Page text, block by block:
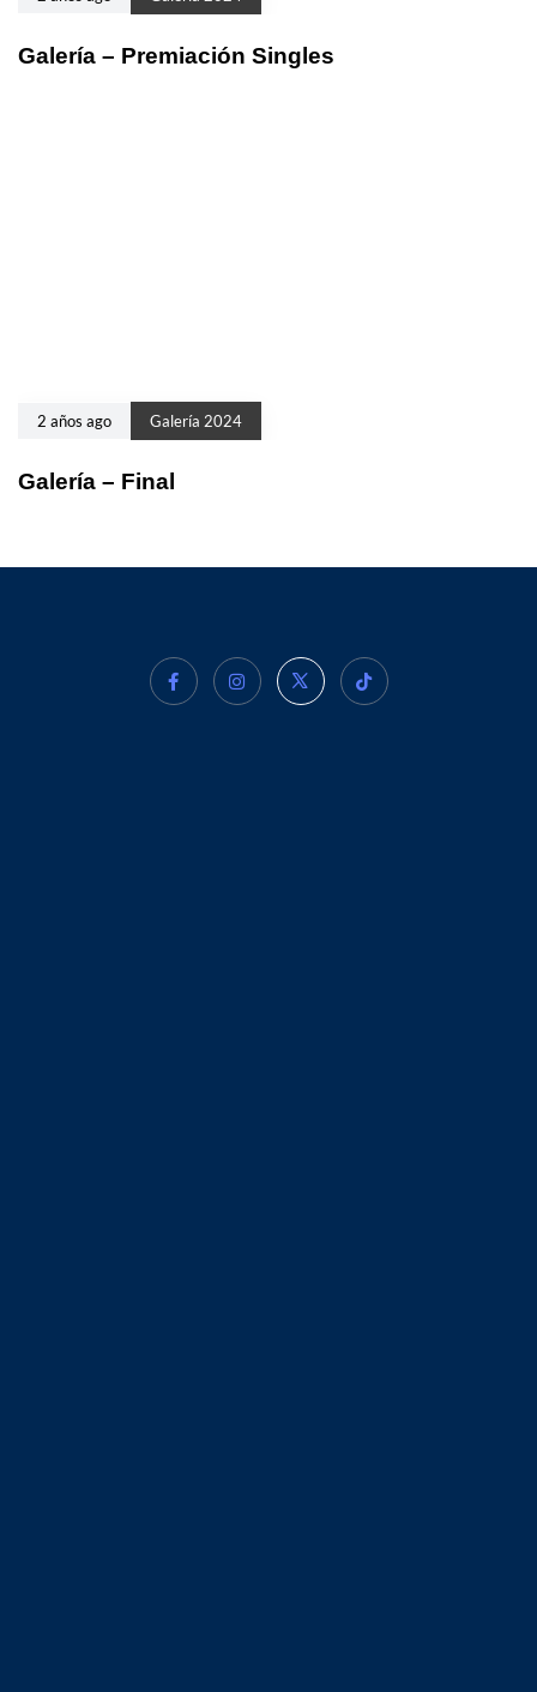
Galería – Premiación Singles
2 años ago Galería 2024
Galería – Final